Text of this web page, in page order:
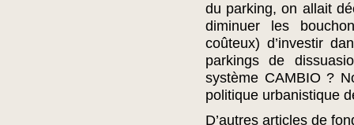
du parking, on allait
diminuer les
coûteux) d’investir
parkings de
système CAMBIO ?
politique urbanistique
D’autres articles de